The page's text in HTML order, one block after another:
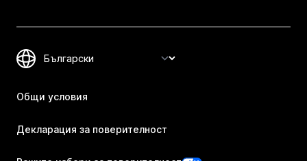
Общи условия
Декларация за поверителност